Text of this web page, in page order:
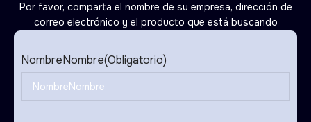
Por favor, comparta el nombre de su empresa, dirección de
correo electrónico y el producto que está buscando
NombreNombre(Obligatorio)